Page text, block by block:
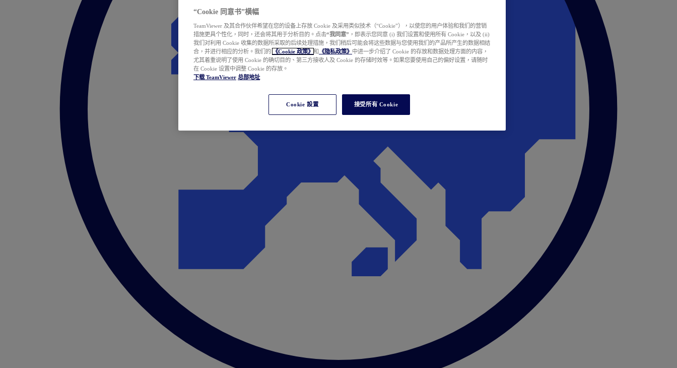
“Cookie 同意书”横幅
TeamViewer 及其合作伙伴希望在您的设备上存放 Cookie 及采用类似技术（“Cookie”），以使您的用户体验和我们的营销
措施更具个性化，同时，还会将其用于分析目的。点击“我同意” ，即表示您同意 (i) 我们设置和使用所有 Cookie，以及 (ii)
我们对利用 Cookie 收集的数据所采取的后续处理措施，我们稍后可能会将这些数据与您使用我们的产品所产生的数据相结
合，并进行相应的分析。我们的
《Cookie 政策》 和 《隐私政策》 中进一步介绍了 Cookie 的存放和数据处理方面的内容，
尤其着重说明了使用 Cookie 的确切目的、第三方接收人及 Cookie 的存储时效等。如果您要使用自己的偏好设置，请随时
在 Cookie 设置中调整 Cookie 的存放。
下载 TeamViewer 总部地址
Cookie 設置 接受所有 Cookie